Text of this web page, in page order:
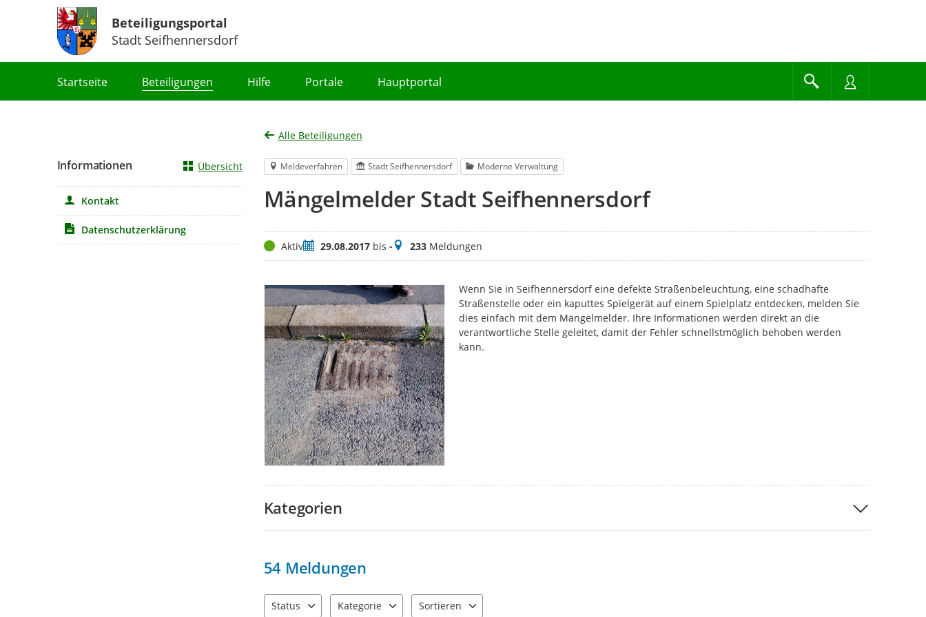
Beteiligungsportal
Stadt Seifhennersdorf
Startseite Beteiligungen Hilfe Portale Hauptportal
Alle Beteiligungen
Meldeverfahren Stadt Seifhennersdorf Moderne Verwaltung
Mängelmelder Stadt Seifhennersdorf
StatusAktivZeitraum
29.08.2017bis -Meldungen
233Meldungen
Wenn Sie in Seifhennersdorf eine defekte Straßenbeleuchtung, eine schadhafte
Straßenstelle oder ein kaputtes Spielgerät auf einem Spielplatz entdecken, melden Sie
dies einfach mit dem Mängelmelder. Ihre Informationen werden direkt an die
verantwortliche Stelle geleitet, damit der Fehler schnellstmöglich behoben werden
kann.
Kategorien
54 Meldungen
Status
Kategorie
Sortieren
Informationen Übersicht
Kontakt
Datenschutzerklärung